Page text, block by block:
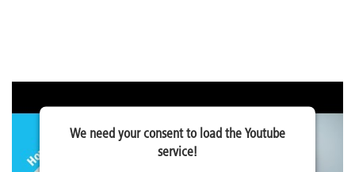
We need your consent to load the Youtube
service!